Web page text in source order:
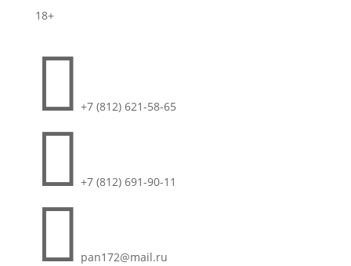
18+
 +7 (812) 621-58-65
 +7 (812) 691-90-11
 pan172@mail.ru